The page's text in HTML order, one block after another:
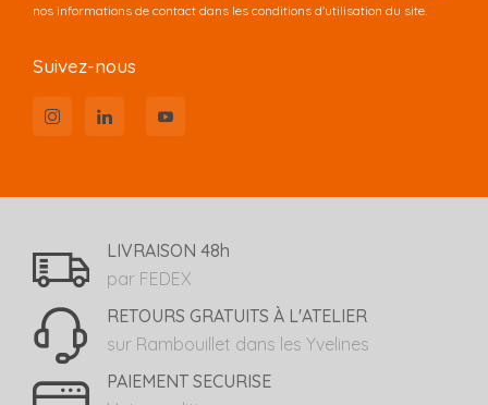
nos informations de contact dans les conditions d'utilisation du site.
Suivez-nous
LIVRAISON 48h
par FEDEX
RETOURS GRATUITS À L'ATELIER
sur Rambouillet dans les Yvelines
PAIEMENT SECURISE